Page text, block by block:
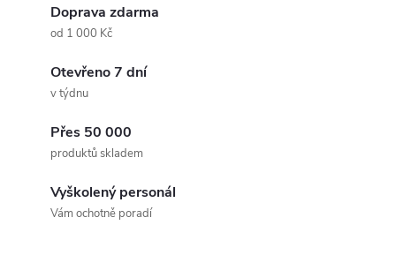
Doprava zdarma
od 1 000 Kč
Otevřeno 7 dní
v týdnu
Přes 50 000
produktů skladem
Vyškolený personál
Vám ochotně poradí